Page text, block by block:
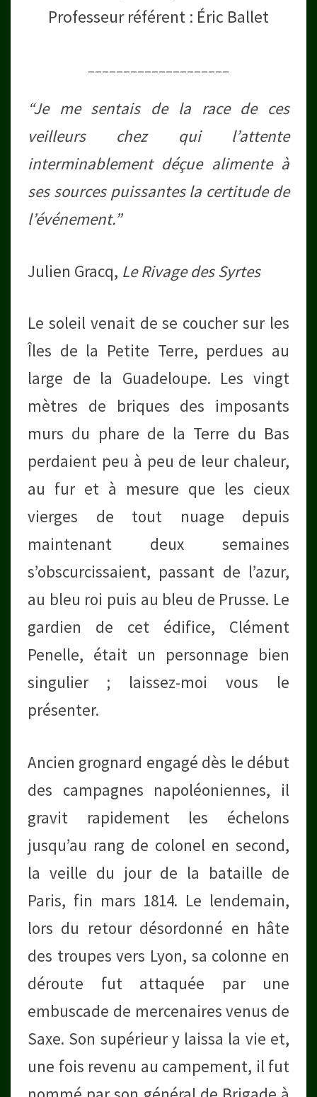
Professeur référent : Éric Ballet
“Je me sentais de la race de ces
veilleurs chez qui l’attente
interminablement déçue alimente à
ses sources puissantes la certitude de
l’événement.”
Julien Gracq, Le Rivage des Syrtes
Le soleil venait de se coucher sur les
Îles de la Petite Terre, perdues au
large de la Guadeloupe. Les vingt
mètres de briques des imposants
murs du phare de la Terre du Bas
perdaient peu à peu de leur chaleur,
au fur et à mesure que les cieux
vierges de tout nuage depuis
maintenant deux semaines
s’obscurcissaient, passant de l’azur,
au bleu roi puis au bleu de Prusse. Le
gardien de cet édifice, Clément
Penelle, était un personnage bien
singulier ; laissez-moi vous le
présenter.
Ancien grognard engagé dès le début
des campagnes napoléoniennes, il
gravit rapidement les échelons
jusqu’au rang de colonel en second,
la veille du jour de la bataille de
Paris, fin mars 1814. Le lendemain,
lors du retour désordonné en hâte
des troupes vers Lyon, sa colonne en
déroute fut attaquée par une
embuscade de mercenaires venus de
Saxe. Son supérieur y laissa la vie et,
une fois revenu au campement, il fut